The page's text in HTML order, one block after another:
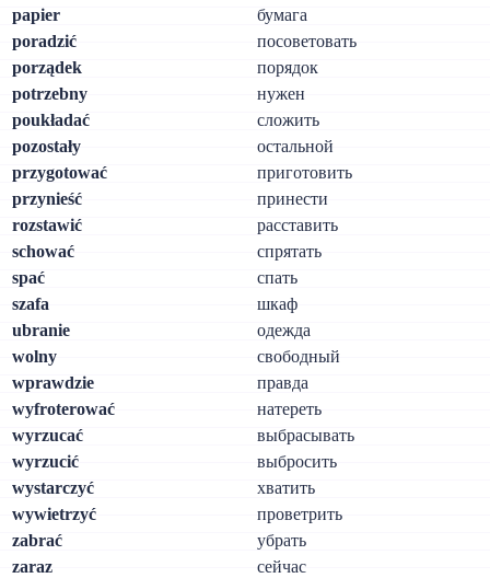
papier
poradzić
porządek
potrzebny
poukładać
pozostały
przygotować
przynieść
rozstawić
schować
бумага
посоветовать
порядок
нужен
сложить
остальной
приготовить
принести
расставить
спрятать
spać
szafa
ubranie
wolny
wprawdzie
wyfroterować
wyrzucać
wyrzucić
wystarczyć
wywietrzyć
zabrać
zaraz
спать
шкаф
одежда
свободный
правда
натереть
выбрасывать
выбросить
хватить
проветрить
убрать
сейчас